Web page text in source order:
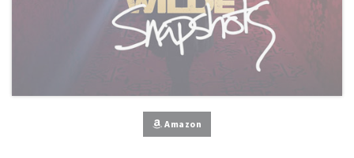
Amazon